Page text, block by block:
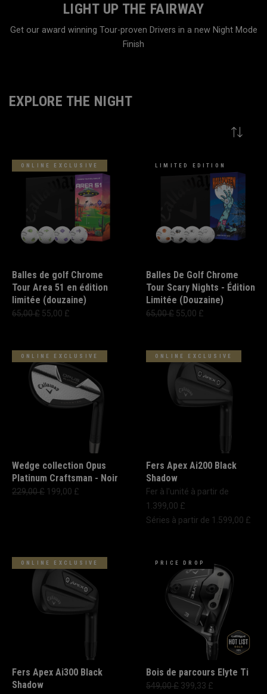
LIGHT UP THE FAIRWAY
Get our award winning Tour-proven Drivers in a new Night Mode
Finish
EXPLORE THE NIGHT
ONLINE EXCLUSIVE
Balles de golf Chrome
Tour Area 51 en édition
limitée (douzaine)
65,00 £ 55,00 £
LIMITED EDITION
Balles De Golf Chrome
Tour Scary Nights - Édition
Limitée (Douzaine)
65,00 £ 55,00 £
ONLINE EXCLUSIVE
Wedge collection Opus
Platinum Craftsman - Noir
229,00 £ 199,00 £
ONLINE EXCLUSIVE
Fers Apex Ai200 Black
Shadow
Fer à l'unité à partir de
1.399,00 £
Séries à partir de 1.599,00 £
ONLINE EXCLUSIVE
Fers Apex Ai300 Black
Shadow
PRICE DROP
Bois de parcours Elyte Ti
549,00 £ 399,33 £